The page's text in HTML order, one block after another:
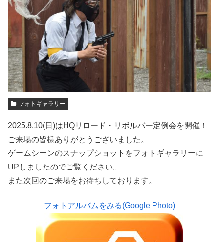
フォトギャラリー
2025.8.10(日)はHQリロード・リボルバー定例会を開催！
ご来場の皆様ありがとうございました。
ゲームシーンのスナップショットをフォトギャラリーに
UPしましたのでご覧ください。
また次回のご来場をお待ちしております。
フォトアルバムをみる(Google Photo)